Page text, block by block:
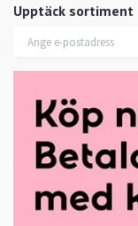
Upptäck sortiment